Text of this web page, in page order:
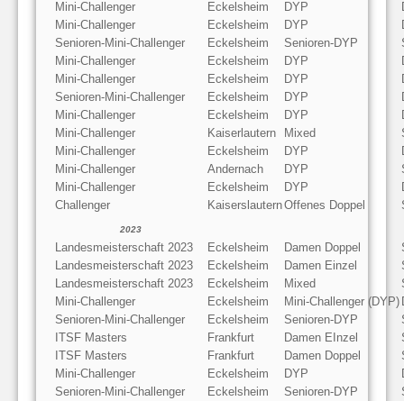
Mini-Challenger
Eckelsheim DYP
Mini-Challenger
Eckelsheim DYP
Senioren-Mini-Challenger
Eckelsheim Senioren-DYP
Mini-Challenger
Eckelsheim DYP
Mini-Challenger
Eckelsheim DYP
Senioren-Mini-Challenger
Eckelsheim DYP
Mini-Challenger
Eckelsheim DYP
Mini-Challenger
Kaiserlautern Mixed
Mini-Challenger
Eckelsheim DYP
Mini-Challenger
Andernach DYP
Mini-Challenger
Eckelsheim DYP
Challenger
KaiserslauternOffenes Doppel
2023
Landesmeisterschaft 2023 Eckelsheim Damen Doppel
Landesmeisterschaft 2023
Eckelsheim Damen Einzel
Landesmeisterschaft 2023
Eckelsheim Mixed
Mini-Challenger
Eckelsheim Mini-Challenger (DYP)
Senioren-Mini-Challenger
Eckelsheim Senioren-DYP
ITSF Masters
Frankfurt Damen EInzel
ITSF Masters
Frankfurt Damen Doppel
Mini-Challenger
Eckelsheim DYP
Senioren-Mini-Challenger
Eckelsheim Senioren-DYP